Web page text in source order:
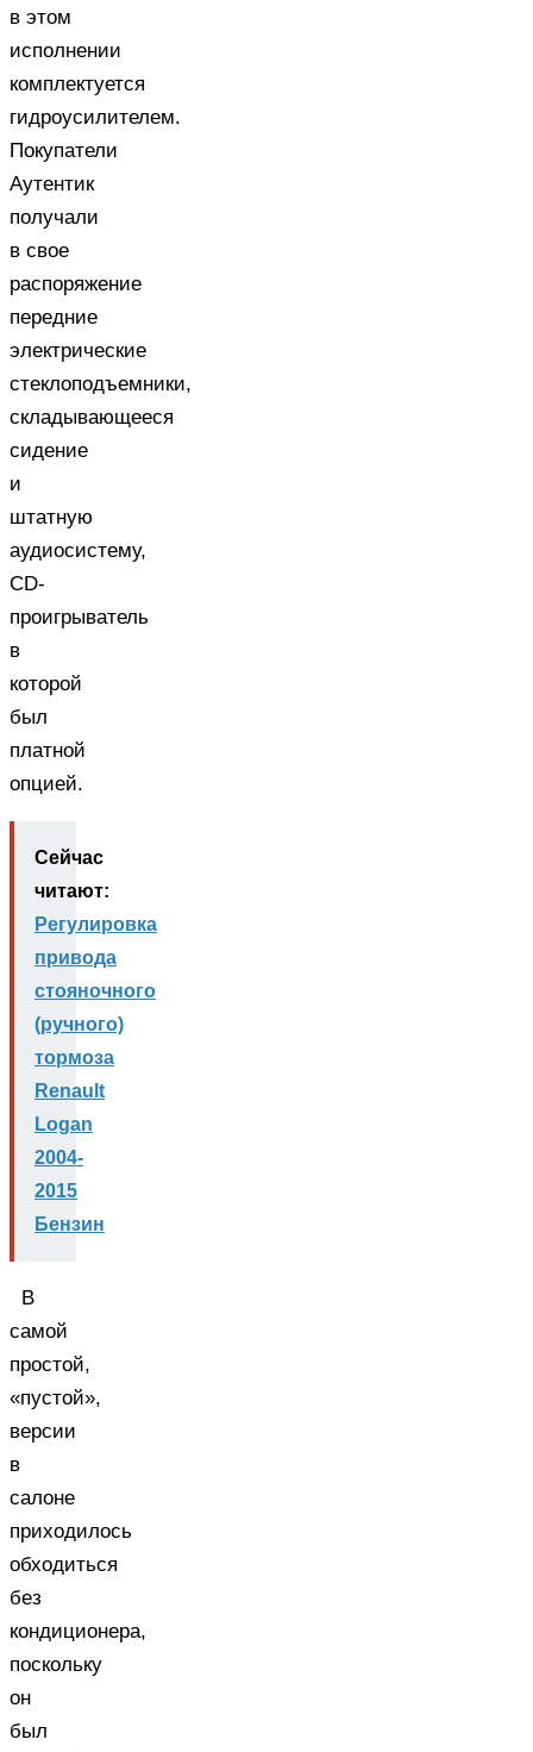
в этом
исполнении
комплектуется
гидроусилителем.
Покупатели
Аутентик
получали
в свое
распоряжение
передние
электрические
стеклоподъемники,
складывающееся
сидение
и
штатную
аудиосистему,
CD-
проигрыватель
в
которой
был
платной
опцией.
Сейчас
читают:
Регулировка
привода
стояночного
(ручного)
тормоза
Renault
Logan
2004-
2015
Бензин
В
самой
простой,
«пустой»,
версии
в
салоне
приходилось
обходиться
без
кондиционера,
поскольку
он
был